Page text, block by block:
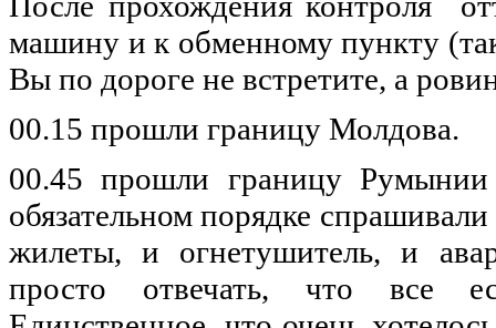
машину и к обменному пункту
Вы по дороге не встретите, а
00.15 прошли границу Молдова.
00.45прошли границу Румынии
обязательном порядке спрашивали
жилеты, и огнетушитель, и
просто
отвечать, что все